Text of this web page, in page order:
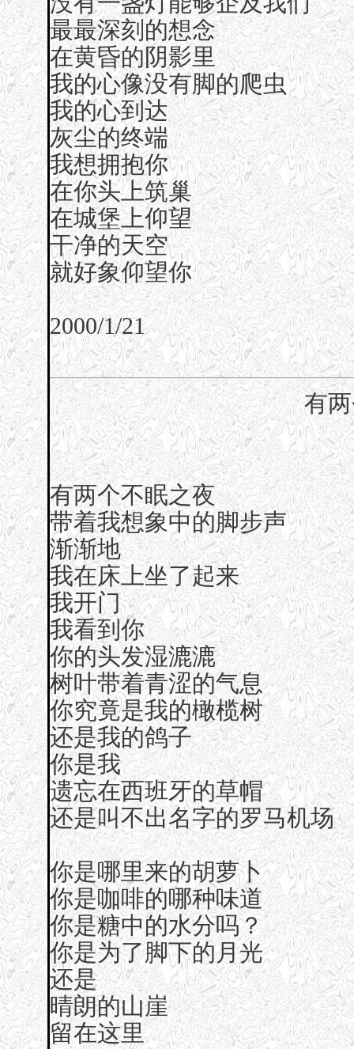
最最深刻的想念
在黄昏的阴影里
我的心像没有脚的爬虫
我的心到达
灰尘的终端
我想拥抱你
在你头上筑巢
在城堡上仰望
干净的天空
就好象仰望你
2000/1/21
有
有两个不眠之夜
带着我想象中的脚步声
渐渐地
我在床上坐了起来
我开门
我看到你
你的头发湿漉漉
树叶带着青涩的气息
你究竟是我的橄榄树
还是我的鸽子
你是我
遗忘在西班牙的草帽
还是叫不出名字的罗马机场
你是哪里来的胡萝卜
你是咖啡的哪种味道
你是糖中的水分吗？
你是为了脚下的月光
还是
晴朗的山崖
留在这里